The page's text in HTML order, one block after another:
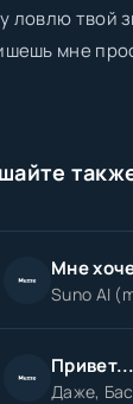
ловлю твой
мне
Мне
Suno AI
Привет...
Даже,